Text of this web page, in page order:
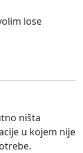
lose
ništa
u kojem nije